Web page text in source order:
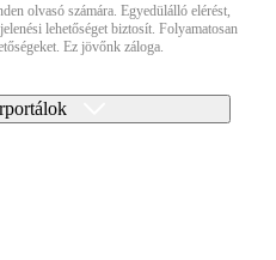
olvasó számára. Egyedülálló elérést,
lehetőséget biztosít. Folyamatosan
Ez jövőnk záloga.